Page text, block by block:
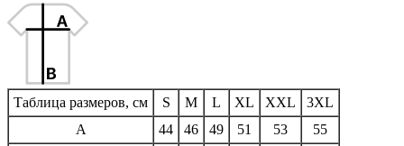
Таблица размеров, см S M L XL XXL
3XL
A
44 46 49 51 53
55